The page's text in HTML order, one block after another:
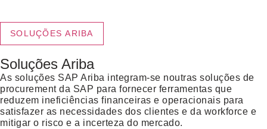
SOLUÇÕES ARIBA
Soluções Ariba
As soluções SAP Ariba integram-se noutras soluções de
procurement da SAP para fornecer ferramentas que
reduzem ineficiências financeiras e operacionais para
satisfazer as necessidades dos clientes e da workforce e
mitigar o risco e a incerteza do mercado.